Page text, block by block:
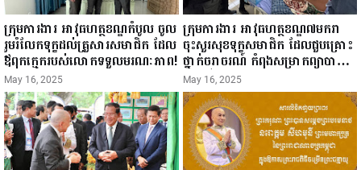
ក្រុមការងារ អាវុធហត្ថខណ្ឌកំបូល ចូល
រួមរំលែកទុក្ខដល់គ្រួសារសមាជិក ដែល
ឪពុកក្មេករបស់លោកទទួលមរណៈភាព!
May 16, 2025
ក្រុមការងារ អាវុធហត្ថខណ្ឌ៧មករា
ចុះសួរសុខទុក្ខសមាជិក ដែលជួបគ្រោះ
ថ្នាក់ចរាចរណ៍ កំពុងសម្រាកព្យាបាល
នៅមន្ទីរពេទ្យ!
May 16, 2025